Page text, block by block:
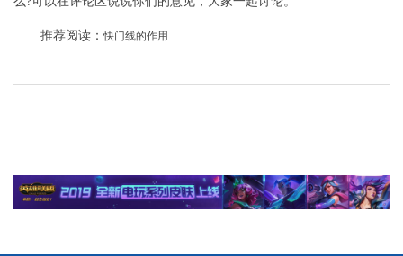
推荐阅读：快门线的作用